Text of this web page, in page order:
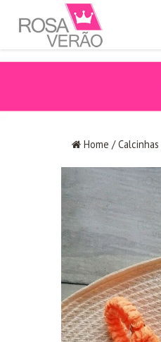
Home / Calcinhas